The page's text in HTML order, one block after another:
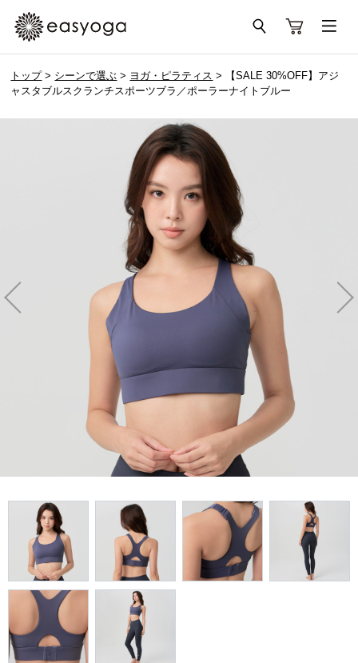
トップ> シーンで選ぶ > ヨガ・ピラティス > 【SALE 30%OFF】アジ
ャスタブルスクランチスポーツブラ／ポーラーナイトブルー